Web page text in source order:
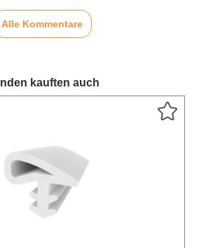
Alle Kommentare
kauften auch